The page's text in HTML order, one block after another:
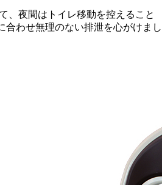
、夜間はトイレ移動を控えること
合わせ無理のない排泄を心がけまし